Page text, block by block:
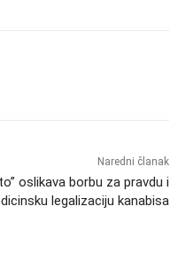
Naredni članak
oslikava borbu za pravdu i
legalizaciju kanabisa